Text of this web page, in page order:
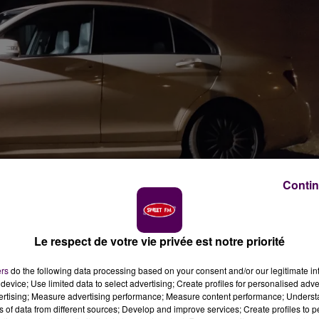
administrative
ont eu à traiter ce vendredi 22 novembre aux
Le respect de votre vie privée est notre priorité
do the following data processing based on your consent and/or our legitimate
Use limited data to select advertising; Create profiles for personalised
Measure advertising performance; Measure content performance;
of data from different sources; Develop and improve services; Create profiles to